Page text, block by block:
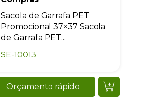
Sacola de Garrafa PET
Promocional 37×37 Sacola
de Garrafa PET...
SE-10013
Orçamento rápido